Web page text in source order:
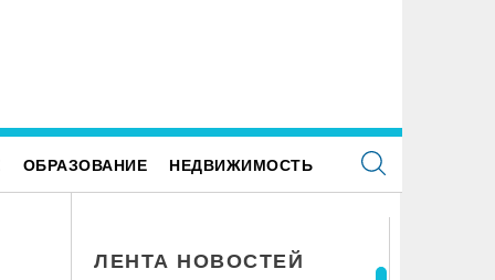
ОБРАЗОВАНИЕ НЕДВИЖИМОСТЬ
ЛЕНТА НОВОСТЕЙ